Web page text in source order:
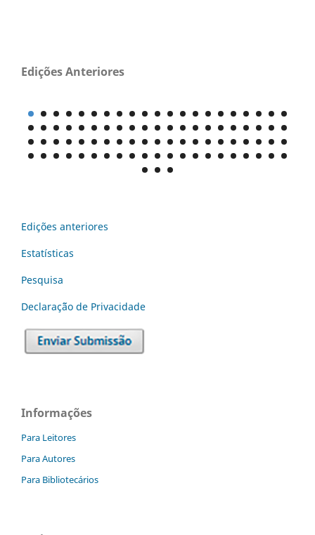
Edições Anteriores
Edições anteriores
Estatísticas
Pesquisa
Declaraç˜ão de Privacidade
Informações
Para Leitores
Para Autores
Para Bibliotecários